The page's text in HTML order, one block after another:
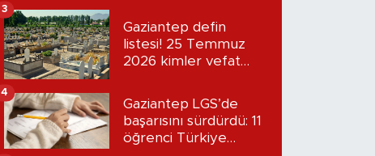
Gaziantep defin
listesi! 25 Temmuz
2026 kimler vefat
3
Gaziantep LGS’de
başarısını sürdürdü: 11
öğrenci Türkiye
4